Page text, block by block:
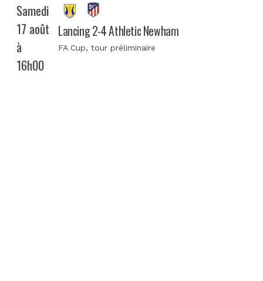
Samedi
17 août
à
16h00
Lancing 2-4 Athletic Newham
FA Cup, tour préliminaire